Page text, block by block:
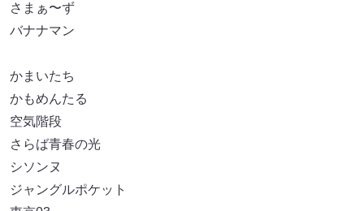
さまぁ〜ず
バナナマン
かまいたち
かもめんたる
空気階段
さらば青春の光
シソンヌ
ジャングルポケット